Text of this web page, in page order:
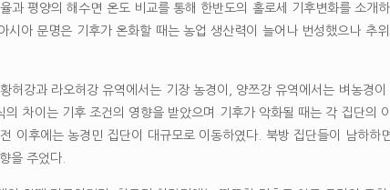
과 평양의 해수면 온도 비교를 통해 한반도의 홀로세 기후변화를 소개
시아 문명은 기후가 온화할 때는 농업 생산력이 늘어나 번성했으나 추
허강과 라오허강 유역에서는 기장 농경이, 양쯔강 유역에서는 벼농경
의 차이는 기후 조건의 영향을 받았으며 기후가 악화될 때는 각 집단의
이후에는 농경민 집단이 대규모로 이동하였다. 북방 집단들이 남하하
을 주었다.